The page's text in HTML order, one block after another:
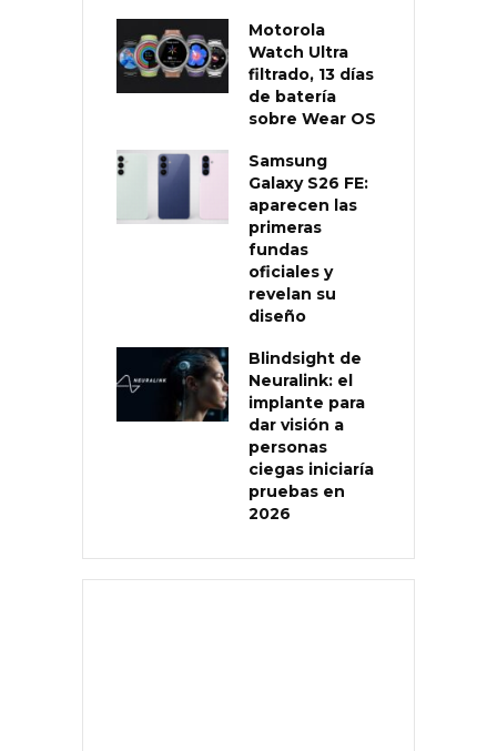
Motorola
Watch Ultra
filtrado, 13 días
de batería
sobre Wear OS
Samsung
Galaxy S26 FE:
aparecen las
primeras
fundas
oficiales y
revelan su
diseño
Blindsight de
Neuralink: el
implante para
dar visión a
personas
ciegas iniciaría
pruebas en
2026